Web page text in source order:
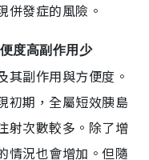
併發症的風險。
度高副作用少
其副作用與方便度。
初期，全屬短效胰島
射次數較多。除了增
情況也會增加。但隨